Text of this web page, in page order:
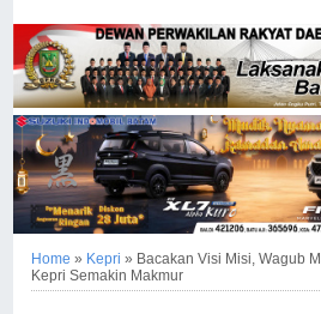
Home » Kepri » Bacakan Visi Misi, Wagub
Kepri Semakin Makmur